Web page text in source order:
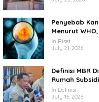
Penyebab
Menurut
Paparan
In Riset
July 21, 2026
Definisi MBR
Rumah
Menjangkau
Warga
In Definisi
July 16, 2026